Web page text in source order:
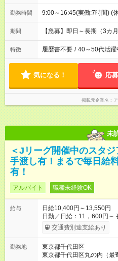
勤務時間 9:00～16:45(実働:7時間)
期間 【急募】即日～長期（3
特徴 履歴書不要 / 40～50代活躍
気になる！ 応
掲載元企業名
未
＜Jリーグ開催中のスタ
手渡し有！まるで毎日給
有！
アルバイト 職種未経験OK
給与
日給10,400円～13,550円
日勤／日給：11，600円～ 夜
が週2日以下の場合 日勤／
350円 ■交通費別途全額支給 ※規定あり ■支払方法：日払い └日
⇒希望をお聞かせください♪
日給保障あり └早く終わっても”全額”
交通費別途支給あり
勤務地
東京都千代田区
東京都千代田区丸の内（最